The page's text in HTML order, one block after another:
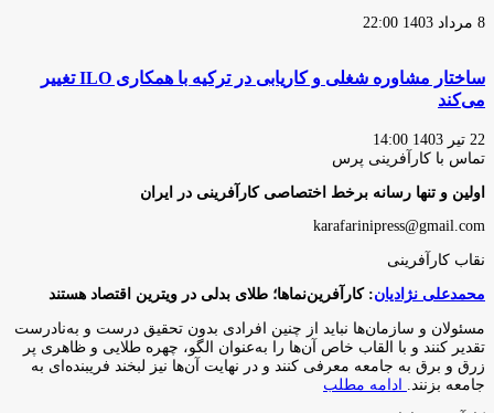
8 مرداد 1403 22:00
ساختار مشاوره شغلی و کاریابی در ترکیه با همکاری ILO تغییر
می‌کند
22 تیر 1403 14:00
تماس با کارآفرینی پرس
اولین و تنها رسانه برخط اختصاصی کارآفرینی در ایران
karafarinipress@gmail.com
نقاب کارآفرینی
محمدعلی نژادیان: کارآفرین‌نماها؛ طلای بدلی در ویترین اقتصاد هستند
مسئولان و سازمان‌ها نباید از چنین افرادی بدون تحقیق درست و به‌نادرست
تقدیر کنند و با القاب خاص آ‌ن‌ها را به‌عنوان الگو، چهره طلایی و ظاهری پر
زرق و برق به جامعه معرفی کنند و در نهایت آن‌ها نیز لبخند فریبنده‌ای به
جامعه بزنند.
ادامه مطلب